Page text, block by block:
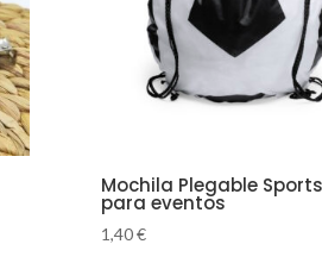
Mochila Plegable Sports
para eventos
1,40€